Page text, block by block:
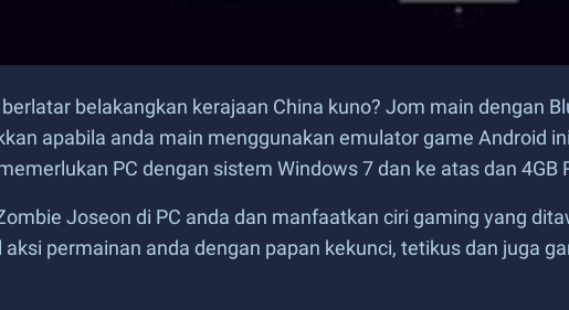
belakangkan kerajaan China kuno? Jom main dengan
apabila anda main menggunakan emulator game Android
PC dengan sistem Windows 7 dan ke atas dan 4GB
Joseon di PC anda dan manfaatkan ciri gaming yang
permainan anda dengan papan kekunci, tetikus dan juga